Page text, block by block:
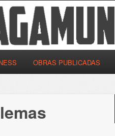
OBRAS PUBLICADAS